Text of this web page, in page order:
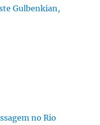
Gulbenkian,
no Rio